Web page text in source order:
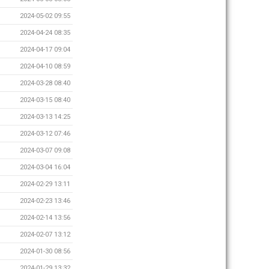
2024-05-02 09:55
2024-04-24 08:35
2024-04-17 09:04
2024-04-10 08:59
2024-03-28 08:40
2024-03-15 08:40
2024-03-13 14:25
2024-03-12 07:46
2024-03-07 09:08
2024-03-04 16:04
2024-02-29 13:11
2024-02-23 13:46
2024-02-14 13:56
2024-02-07 13:12
2024-01-30 08:56